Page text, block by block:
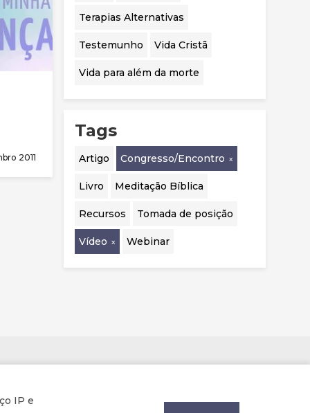
IP e
2011
Terapias Alternativas
Testemunho Vida Cristã
Vida para além da morte
Tags
Artigo Congresso/Encontro
Livro Meditação Bíblica
Recursos Tomada de posição
Vídeo Webinar